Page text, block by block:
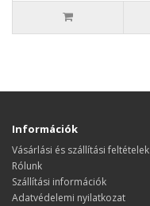
Információk
Vásárlási és szállítási feltételek
Rólunk
Szállítási információk
Adatvédelemi nyilatkozat